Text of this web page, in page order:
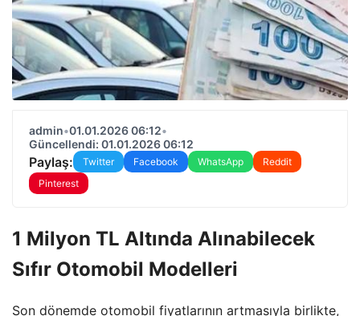
admin•01.01.2026 06:12•
Güncellendi: 01.01.2026 06:12
Paylaş: Twitter Facebook WhatsApp
Reddit
Pinterest
1 Milyon TL Altında Alınabilecek
Sıfır Otomobil Modelleri
Son dönemde otomobil fiyatlarının artmasıyla birlikte,